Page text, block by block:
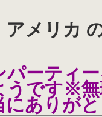
メリカ
ーティ
うです※
ありが